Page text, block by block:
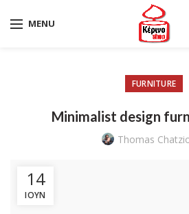
MENU
FURNITURE
Minimalist design
Thomas
14
ΙΟΎΝ